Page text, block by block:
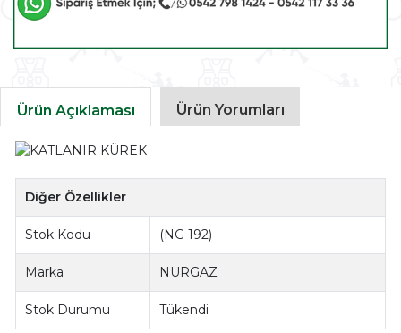
Ürün Açıklaması Ürün Yorumları
Diğer Özellikler
Stok Kodu (NG 192)
Marka NURGAZ
Stok Durumu Tükendi